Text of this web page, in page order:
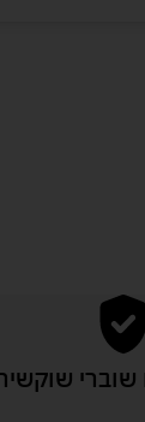
שוברי שוק